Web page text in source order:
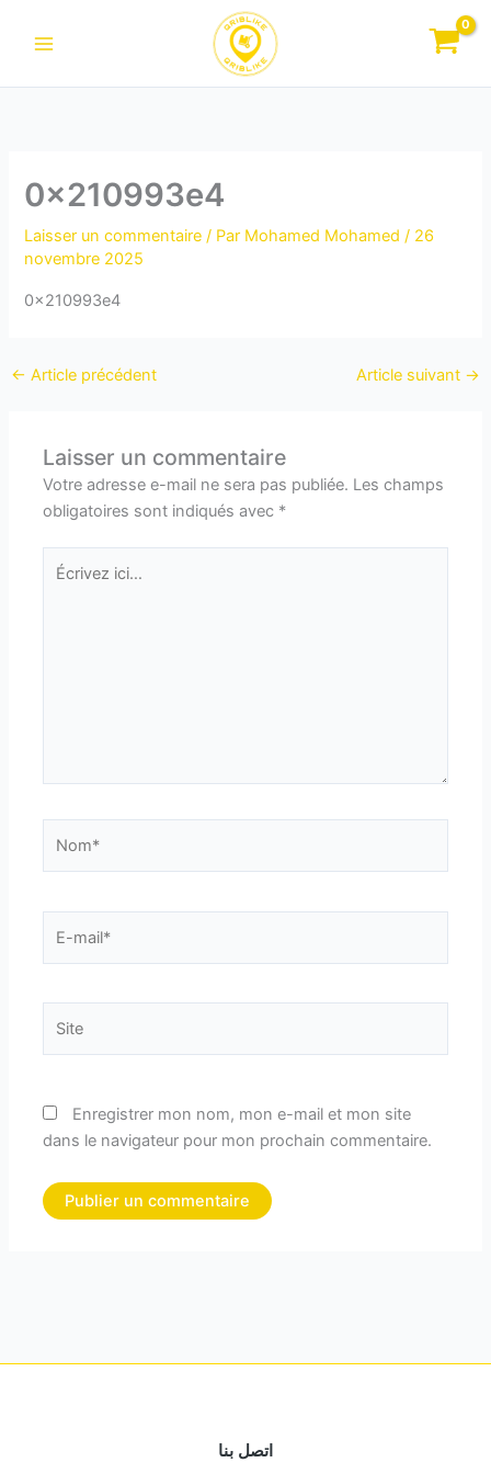
0x210993e4
Laisser un commentaire / Par Mohamed Mohamed/ 26
novembre 2025
0x210993e4
← Article précédent Article suivant →
Laisser un commentaire
Votre adresse e-mail ne sera pas publiée. Les champs
obligatoires sont indiqués avec *
Écrivez
mail*
Enregistrer mon nom, mon e-mail et mon site
dans le navigateur pour mon prochain commentaire.
اتصل بنا